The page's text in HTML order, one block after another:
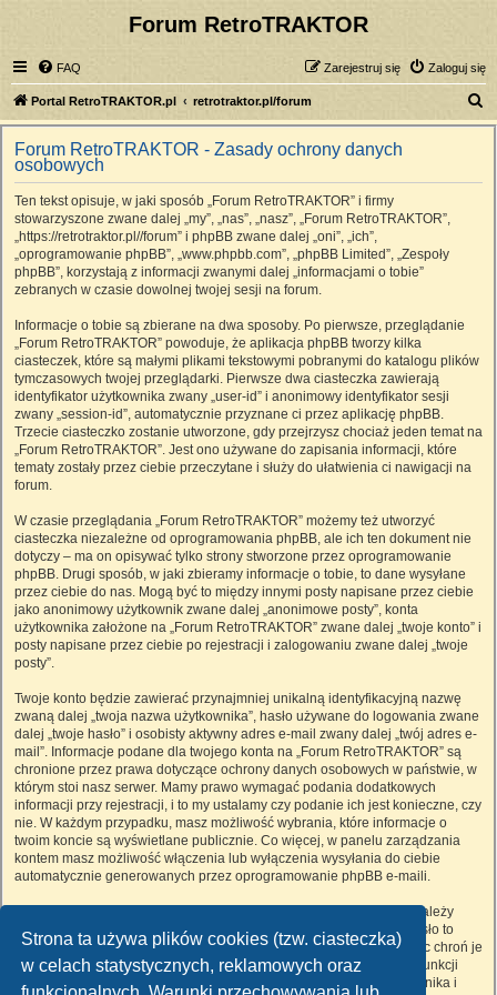
Strona ta używa plików cookies (tzw. ciasteczka)
w celach statystycznych, reklamowych oraz
Forum RetroTRAKTOR
FAQ Zaloguj się
Zarejestruj się
Portal RetroTRAKTOR.pl retrotraktor.pl/forum
z
Forum RetroTRAKTOR - Zasady ochrony danych
osobowych
Ten tekst opisuje, w jaki sposób „Forum RetroTRAKTOR” i firmy
stowarzyszone zwane dalej „my”, „nas”, „nasz”, „Forum RetroTRAKTOR”,
„https://retrotraktor.pl//forum” i phpBB zwane dalej „oni”, „ich”,
„oprogramowanie phpBB”, „www.phpbb.com”, „phpBB Limited”, „Zespoły
phpBB”, korzystają z informacji zwanymi dalej „informacjami o tobie”
zebranych w czasie dowolnej twojej sesji na forum.
Informacje o tobie są zbierane na dwa sposoby. Po pierwsze, przeglądanie
„Forum RetroTRAKTOR” powoduje, że aplikacja phpBB tworzy kilka
ciasteczek, które są małymi plikami tekstowymi pobranymi do katalogu plików
tymczasowych twojej przeglądarki. Pierwsze dwa ciasteczka zawierają
identyfikator użytkownika zwany „user-id” i anonimowy identyfikator sesji
zwany „session-id”, automatycznie przyznane ci przez aplikację phpBB.
Trzecie ciasteczko zostanie utworzone, gdy przejrzysz chociaż jeden temat na
„Forum RetroTRAKTOR”. Jest ono używane do zapisania informacji, które
tematy zostały przez ciebie przeczytane i służy do ułatwienia ci nawigacji na
forum.
W czasie przeglądania „Forum RetroTRAKTOR” możemy też utworzyć
ciasteczka niezależne od oprogramowania phpBB, ale ich ten dokument nie
dotyczy – ma on opisywać tylko strony stworzone przez oprogramowanie
phpBB. Drugi sposób, w jaki zbieramy informacje o tobie, to dane wysyłane
przez ciebie do nas. Mogą być to między innymi posty napisane przez ciebie
jako anonimowy użytkownik zwane dalej „anonimowe posty”, konta
użytkownika założone na „Forum RetroTRAKTOR” zwane dalej „twoje konto” i
posty napisane przez ciebie po rejestracji i zalogowaniu zwane dalej „twoje
posty”.
Twoje konto będzie zawierać przynajmniej unikalną identyfikacyjną nazwę
zwaną dalej „twoja nazwa użytkownika”, hasło używane do logowania zwane
dalej „twoje hasło” i osobisty aktywny adres e-mail zwany dalej „twój adres e-
mail”. Informacje podane dla twojego konta na „Forum RetroTRAKTOR” są
chronione przez prawa dotyczące ochrony danych osobowych w państwie, w
którym stoi nasz serwer. Mamy prawo wymagać podania dodatkowych
informacji przy rejestracji, i to my ustalamy czy podanie ich jest konieczne, czy
nie. W każdym przypadku, masz możliwość wybrania, które informacje o
twoim koncie są wyświetlane publicznie. Co więcej, w panelu zarządzania
kontem masz możliwość włączenia lub wyłączenia wysyłania do ciebie
automatycznie generowanych przez oprogramowanie phpBB e-maili.
Twoje hasło jest zaszyfrowane, więc jest bezpieczne, niemniej nie należy
używać tego samego hasła na różnych witrynach internetowych. Hasło to
umożliwia dostęp do twojego konta na „Forum RetroTRAKTOR”, więc chroń je
i w żadnym wypadku nie podawajnikomu. Jeśli je zapomnisz, użyj funkcji
„Nie pamiętam hasła”. Witryna poprosi cię o podanie nazwy użytkownika i